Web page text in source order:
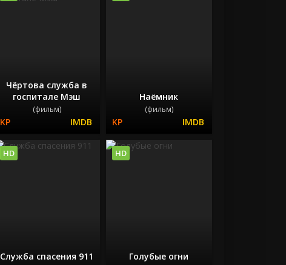
Чёртова служба в
госпитале Мэш
(фильм)
Наёмник
(фильм)
Служба спасения 911
HD
Голубые огни
HD